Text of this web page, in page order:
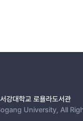
강대학교 로욜라도서관
University, All